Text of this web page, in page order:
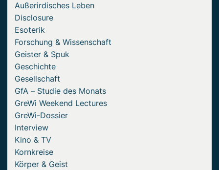
Außerirdisches Leben
Disclosure
Esoterik
Forschung & Wissenschaft
Geister & Spuk
Geschichte
Gesellschaft
GfA – Studie des Monats
GreWi Weekend Lectures
GreWi-Dossier
Interview
Kino & TV
Kornkreise
Körper & Geist